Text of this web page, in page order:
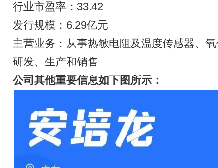
行业市盈率：33.42
发行规模：6.29亿元
主营业务：从事热敏电阻及温度传感器、
研发、生产和销售
公司其他重要信息如下图所示：